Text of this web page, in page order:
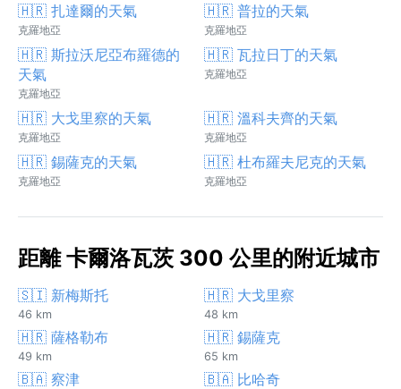
🇭🇷 扎達爾的天氣
克羅地亞
🇭🇷 普拉的天氣
克羅地亞
🇭🇷 斯拉沃尼亞布羅德的
天氣
克羅地亞
🇭🇷 瓦拉日丁的天氣
克羅地亞
🇭🇷 大戈里察的天氣
克羅地亞
🇭🇷 溫科夫齊的天氣
克羅地亞
🇭🇷 錫薩克的天氣
克羅地亞
🇭🇷 杜布羅夫尼克的天氣
克羅地亞
距離 卡爾洛瓦茨 300 公里的附近城市
🇸🇮 新梅斯托
46 km
🇭🇷 大戈里察
48 km
🇭🇷 薩格勒布
49 km
🇭🇷 錫薩克
65 km
🇧🇦 察津 🇧🇦 比哈奇